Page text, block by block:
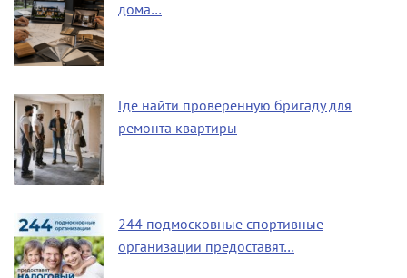
дома…
Где найти проверенную бригаду для
ремонта квартиры
244 подмосковные спортивные
организации предоставят…